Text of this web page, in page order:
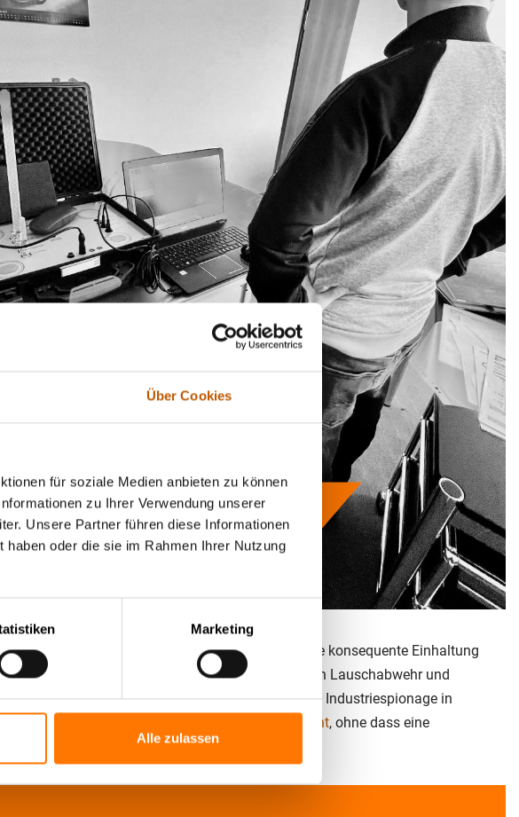
Über Cookies
für soziale Medien anbieten zu können
zu Ihrer Verwendung unserer
Unsere Partner führen diese Informationen
oder die sie im Rahmen Ihrer Nutzung
Marketing
Alle zulassen
„Lauschabwehr + Abhörschutz“ , so dass die konsequente Einhaltung
sichergestellt ist, dass wirklich für den Bereich Lauschabwehr und
in Tübingen , bzw. die Aufdeckung von Industriespionage in
erforderliche, professionelle
technische Equipment, ohne dass eine